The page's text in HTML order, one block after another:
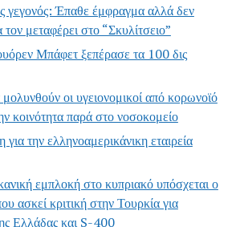
γεγονός: Έπαθε έμφραγμα αλλά δεν
μεταφέρει στο “Σκυλίτσειο”
Μπάφετ ξεπέρασε τα 100 δις
μολυνθούν οι υγειονομικοί από κορωνοϊό
κοινότητα παρά στο νοσοκομείο
την ελληνοαμερικάνικη εταιρεία
εμπλοκή στο κυπριακό υπόσχεται ο
ασκεί κριτική στην Τουρκία για
Ελλάδας και S-400